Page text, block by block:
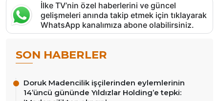
İlke TV’nin özel haberlerini ve güncel
gelişmeleri anında takip etmek için tıklayarak
WhatsApp kanalımıza abone olabilirsiniz.
SON HABERLER
Doruk Madencilik işçilerinden eylemlerinin
14’üncü gününde Yıldızlar Holding’e tepki: